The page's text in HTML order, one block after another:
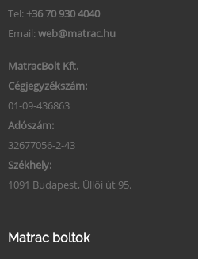
Tel: +36 70 930 4040
Email: web@matrac.hu
MatracBolt Kft.
Cégjegyzékszám:
01-09-436863
Adószám:
32677056-2-43
Székhely:
1091 Budapest, Üllői út 95.
Matrac boltok